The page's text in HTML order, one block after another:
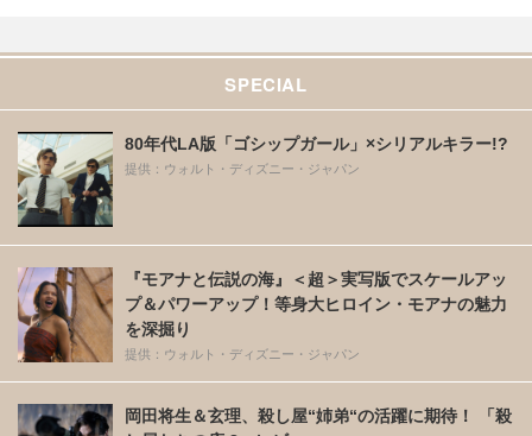
SPECIAL
80年代LA版「ゴシップガール」×シリアルキラー!?
提供：ウォルト・ディズニー・ジャパン
『モアナと伝説の海』＜超＞実写版でスケールアッ
プ＆パワーアップ！等身大ヒロイン・モアナの魅力
を深掘り
提供：ウォルト・ディズニー・ジャパン
岡田将生＆玄理、殺し屋“姉弟“の活躍に期待！ 「殺